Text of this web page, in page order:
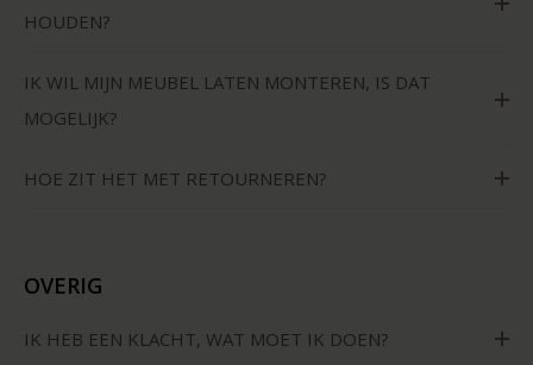
HOUDEN?
IK WIL MIJN MEUBEL LATEN MONTEREN, IS DAT
MOGELIJK?
HOE ZIT HET MET RETOURNEREN?
OVERIG
IK HEB EEN KLACHT, WAT MOET IK DOEN?